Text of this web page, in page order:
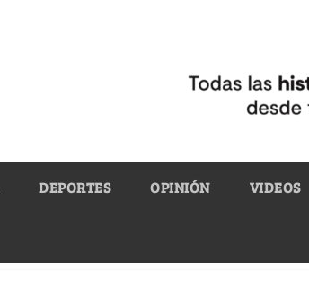
DEPORTES OPINIÓN VIDEOS